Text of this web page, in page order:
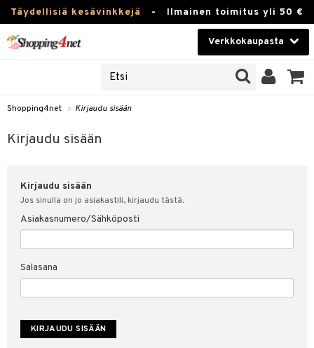
Täydellisiä kesävinkkejä - Ilmainen toimitus yli 50 €
Verkkokaupasta
Piilolinssit
Luontaistuotteet
Fitness
Koti & Sisustus
Lelut, Lapsi & Vauva
Tuotemerkkejä
Shopping4net » Kirjaudu sisään
Kirjaudu sisään
Kirjaudu sisään
Jos sinulla on jo asiakastili, kirjaudu tästä.
Asiakasnumero/Sähköposti
Salasana
sisään
& vastauksia
myyntiehdot
suojaus